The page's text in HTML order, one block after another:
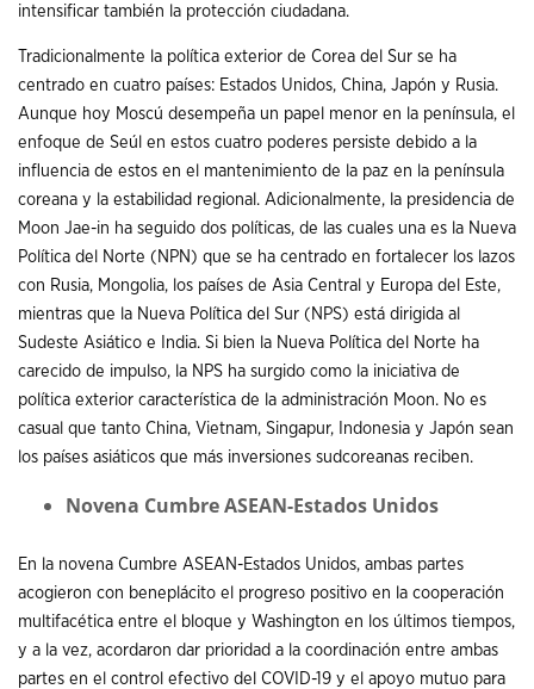
intensificar también la protección ciudadana.
Tradicionalmente la política exterior de Corea del Sur se ha
centrado en cuatro países: Estados Unidos, China, Japón y Rusia.
Aunque hoy Moscú desempeña un papel menor en la península, el
enfoque de Seúl en estos cuatro poderes persiste debido a la
influencia de estos en el mantenimiento de la paz en la península
coreana y la estabilidad regional. Adicionalmente, la presidencia de
Moon Jae-in ha seguido dos políticas, de las cuales una es la Nueva
Política del Norte (NPN) que se ha centrado en fortalecer los lazos
con Rusia, Mongolia, los países de Asia Central y Europa del Este,
mientras que la Nueva Política del Sur (NPS) está dirigida al
Sudeste Asiático e India. Si bien la Nueva Política del Norte ha
carecido de impulso, la NPS ha surgido como la iniciativa de
política exterior característica de la administración Moon. No es
casual que tanto China, Vietnam, Singapur, Indonesia y Japón sean
los países asiáticos que más inversiones sudcoreanas reciben.
Novena Cumbre ASEAN-Estados Unidos
En la novena Cumbre ASEAN-Estados Unidos, ambas partes
acogieron con beneplácito el progreso positivo en la cooperación
multifacética entre el bloque y Washington en los últimos tiempos,
y a la vez, acordaron dar prioridad a la coordinación entre ambas
partes en el control efectivo del COVID-19 y el apoyo mutuo para